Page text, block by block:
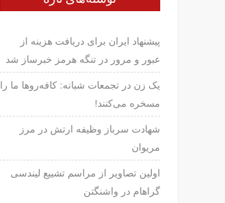
پیشنهاد ایران برای دریافت هزینه از
عبور و مرور در تنگه هرمز خبرساز شد
یک زن در تجمعات شبانه: کافه‌روها ما را
مسخره می‌کنند!
شهادت سرباز وظیفه ارتش در مرز
مریوان
اولین تصاویر از مراسم تشییع لیندسی
گراهام در واشنگتن